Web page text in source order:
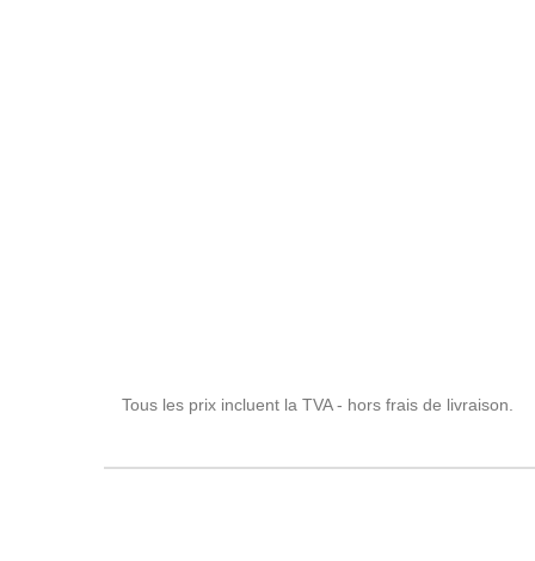
Tous les prix incluent la TVA - hors frais de livraison.